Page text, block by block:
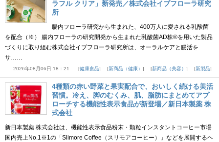
ラフル クリア」新発売／株式会社イブフローラ研究
所
腸内フローラ研究から生まれた、400万人に愛される乳酸菌
を配合（※） 腸内フローラの研究開発から生まれた乳酸菌AD株®を用いた製品
づくりに取り組む株式会社イブフローラ研究所は、オーラルケアと腸活を
サ……
2026年08月06日 18：21 健康食品 新商品（健康） 新商品（美容） 新製品
4種類の赤い野菜と果実配合で、おいしく続ける美活
習慣。冷え、脚のむくみ、肌、脂肪にまとめてアプ
ローチする機能性表示食品が新登場／新日本製薬 株
式会社
新日本製薬 株式会社は、機能性表示食品粉末・顆粒インスタントコーヒー市場
国内売上No.1※1の「Slimore Coffee（スリモアコーヒー）」などを展開するヘ